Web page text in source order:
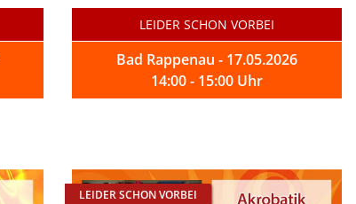
LEIDER SCHON VORBEI
Bad Rappenau - 17.05.2026
14:00 - 15:00 Uhr
LEIDER SCHON VORBEI